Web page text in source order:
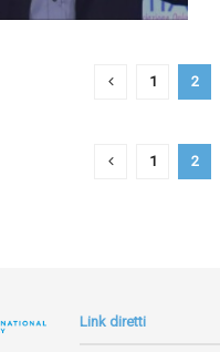
1 2
1 2
Link diretti